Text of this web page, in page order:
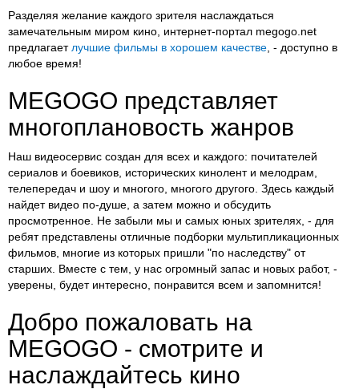
Разделяя желание каждого зрителя наслаждаться
замечательным миром кино, интернет-портал megogo.net
предлагает лучшие фильмы в хорошем качестве , - доступно в
любое время!
MEGOGO представляет
многоплановость жанров
Наш видеосервис создан для всех и каждого: почитателей
сериалов и боевиков, исторических кинолент и мелодрам,
телепередач и шоу и многого, многого другого. Здесь каждый
найдет видео по-душе, а затем можно и обсудить
просмотренное. Не забыли мы и самых юных зрителях, - для
ребят представлены отличные подборки мультипликационных
фильмов, многие из которых пришли "по наследству" от
старших. Вместе с тем, у нас огромный запас и новых работ, -
уверены, будет интересно, понравится всем и запомнится!
Добро пожаловать на
MEGOGO - смотрите и
наслаждайтесь кино